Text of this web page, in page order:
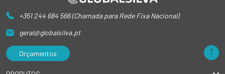
+351 244 684 566 (Chamada para Rede Fixa Nacional)
geral@globalsilva.pt
Orçamentos